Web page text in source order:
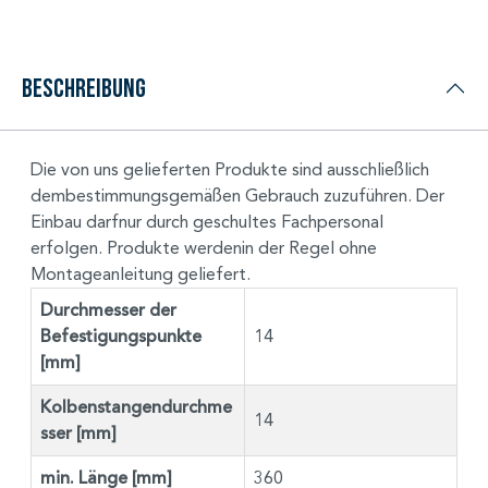
Beschreibung
Die von uns gelieferten Produkte sind ausschließlich
dembestimmungsgemäßen Gebrauch zuzuführen. Der
Einbau darfnur durch geschultes Fachpersonal
erfolgen. Produkte werdenin der Regel ohne
Montageanleitung geliefert.
Durchmesser der
Befestigungspunkte
[mm]
14
Kolbenstangendurchme
sser [mm]
14
min. Länge [mm] 360